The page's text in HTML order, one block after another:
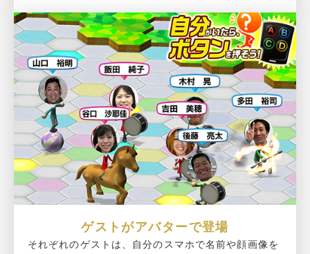
ゲストがアバターで登場
それぞれのゲストは、自分のスマホで名前や顔画像を